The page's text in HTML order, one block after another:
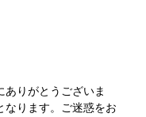
ありがとうございま
なります。ご迷惑をお